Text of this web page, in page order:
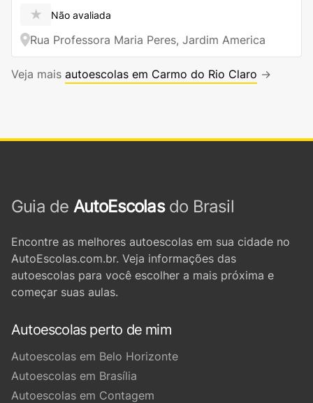
★ Não avaliada
Rua Professora Maria Peres, Jardim America
Veja mais autoescolas em Carmo do Rio Claro →
Guia de AutoEscolasdo Brasil
Encontre as melhores autoescolas em sua cidade no
AutoEscolas.com.br. Veja informações das
autoescolas para você escolher a mais próxima e
começar suas aulas.
Autoescolas perto de mim
Autoescolas em Belo Horizonte
Autoescolas em Brasília
Autoescolas em Contagem